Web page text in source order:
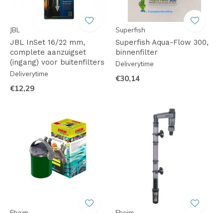
JBL
JBL InSet 16/22 mm,
complete aanzuigset
(ingang) voor buitenfilters
Deliverytime
€12,29
Superfish
Superfish Aqua-Flow 300,
binnenfilter
Deliverytime
€30,14